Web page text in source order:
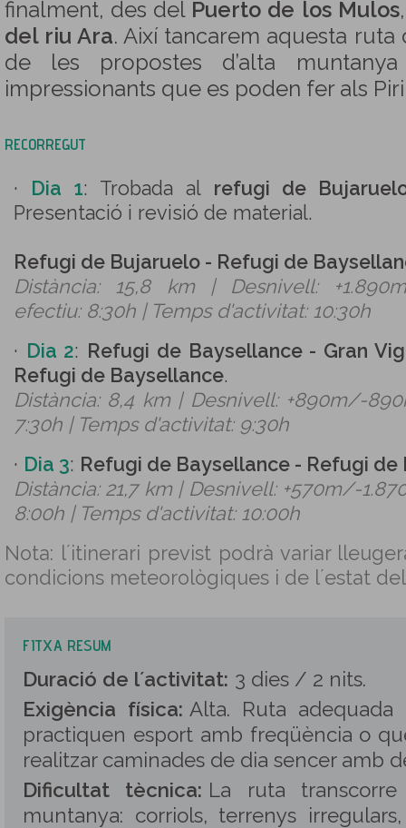
finalment, des del Puerto de los Mulos
del riu Ara. Així tancarem aquesta
de les propostes d’alta
impressionants que es poden fer als
RECORREGUT
· Dia 1: Trobada al refugi de
Presentació i revisió de material.
Refugi de Bujaruelo - Refugi de
Distància: 15,8 km | Desnivell:
efectiu: 8:30h | Temps d'activitat: 10:30h
· Dia 2: Refugi de Baysellance - Gran
Refugi de Baysellance.
Distància: 8,4 km | Desnivell: +890m/-
7:30h | Temps d'activitat: 9:30h
· Dia 3: Refugi de Baysellance - Refugi de
Distància: 21,7 km | Desnivell: +570m/-
8:00h | Temps d'activitat: 10:00h
Nota: l´itinerari previst podrà variar
condicions meteorològiques i de l´estat
FITXA RESUM
Duració de l´activitat: 3 dies / 2 nits.
Exigència física: Alta. Ruta
practiquen esport amb freqüència o
realitzar caminades de dia sencer amb
Dificultat tècnica: La ruta
muntanya: corriols, terrenys